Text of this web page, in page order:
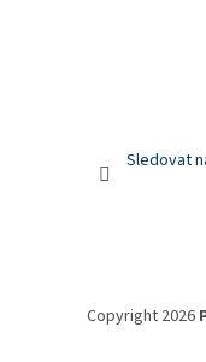
Sledovat
Copyright 2026